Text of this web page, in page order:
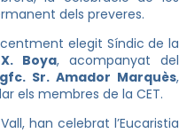
dels preveres.
elegit Síndic de la
Boya, acompanyat del
Sr. Amador Marquès,
els membres de la CET.
han celebrat l’Eucaristia